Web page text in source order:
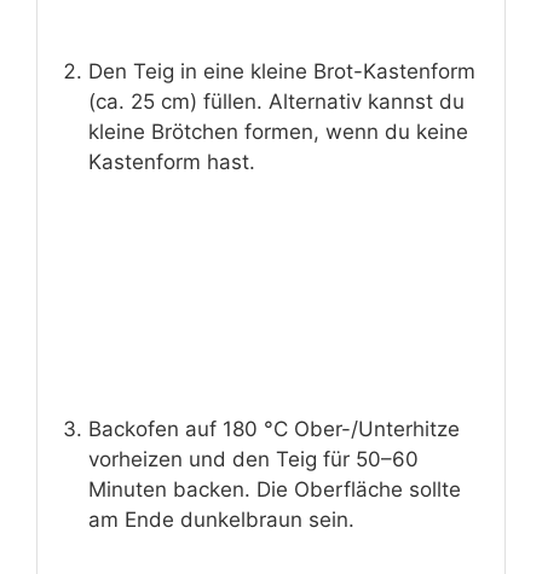
Den Teig in eine kleine Brot-Kastenform
(ca. 25 cm) füllen. Alternativ kannst du
kleine Brötchen formen, wenn du keine
Kastenform hast.
Backofen auf 180 °C Ober-/Unterhitze
vorheizen und den Teig für 50–60
Minuten backen. Die Oberfläche sollte
am Ende dunkelbraun sein.